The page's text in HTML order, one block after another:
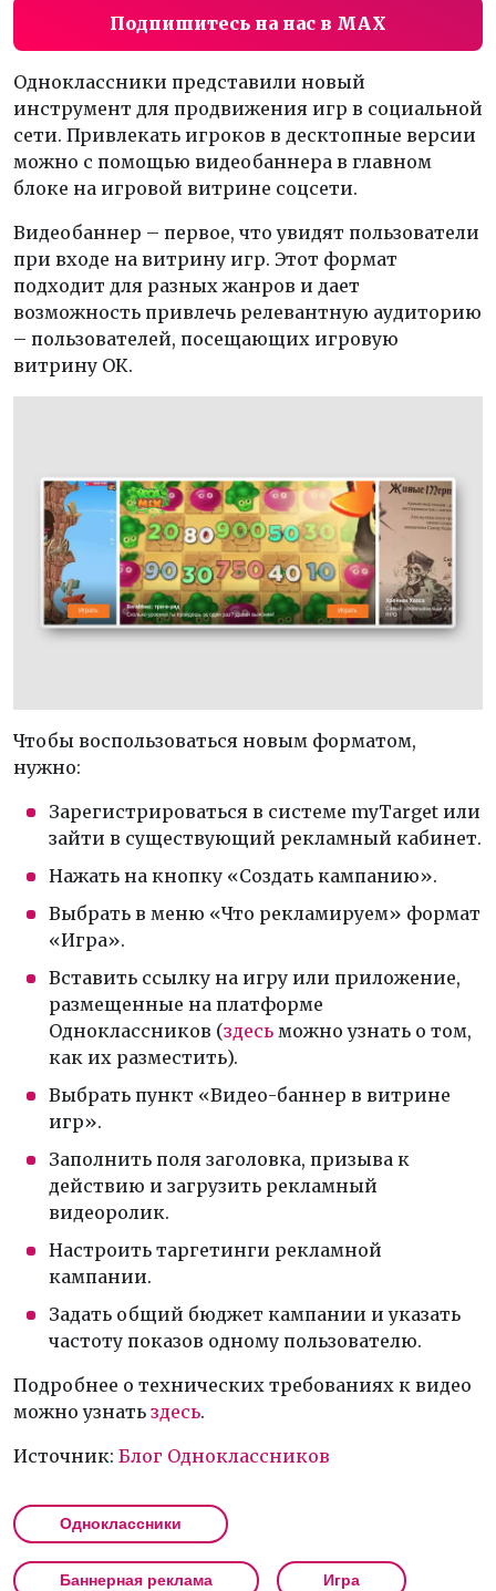
Подпишитесь на нас в MAX
Одноклассники представили новый
инструмент для продвижения игр в социальной
сети. Привлекать игроков в десктопные версии
можно с помощью видеобаннера в главном
блоке на игровой витрине соцсети.
Видеобаннер – первое, что увидят пользователи
при входе на витрину игр. Этот формат
подходит для разных жанров и дает
возможность привлечь релевантную аудиторию
– пользователей, посещающих игровую
витрину ОК.
Чтобы воспользоваться новым форматом,
нужно:
Зарегистрироваться в системе myTarget или
зайти в существующий рекламный кабинет.
Нажать на кнопку «Создать кампанию».
Выбрать в меню «Что рекламируем» формат
«Игра».
Вставить ссылку на игру или приложение,
размещенные на платформе
Одноклассников (здесь можно узнать о том,
как их разместить).
Выбрать пункт «Видео-баннер в витрине
игр».
Заполнить поля заголовка, призыва к
действию и загрузить рекламный
видеоролик.
Настроить таргетинги рекламной
кампании.
Задать общий бюджет кампании и указать
частоту показов одному пользователю.
Подробнее о технических требованиях к видео
можно узнать здесь.
Источник: Блог Одноклассников
Одноклассники
Баннерная реклама Игра